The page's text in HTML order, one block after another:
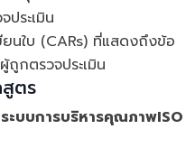
ประเมิน
ยนใบ (CARs) ที่แสดงถึงข้อ
ถูกตรวจประเมิน
สูตร
บบการบริหารคุณภาพISO